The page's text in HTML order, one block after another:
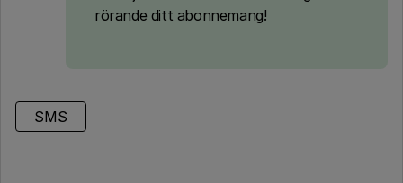
rörande ditt abonnemang!
SMS